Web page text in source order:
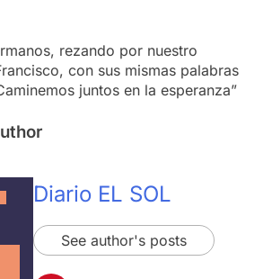
rezando por nuestro
con sus mismas palabras
juntos en la esperanza”
Diario EL SOL
See author's posts